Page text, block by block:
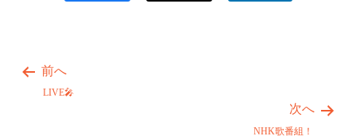
前へ
LIVE🎤
次へ
NHK歌番組！